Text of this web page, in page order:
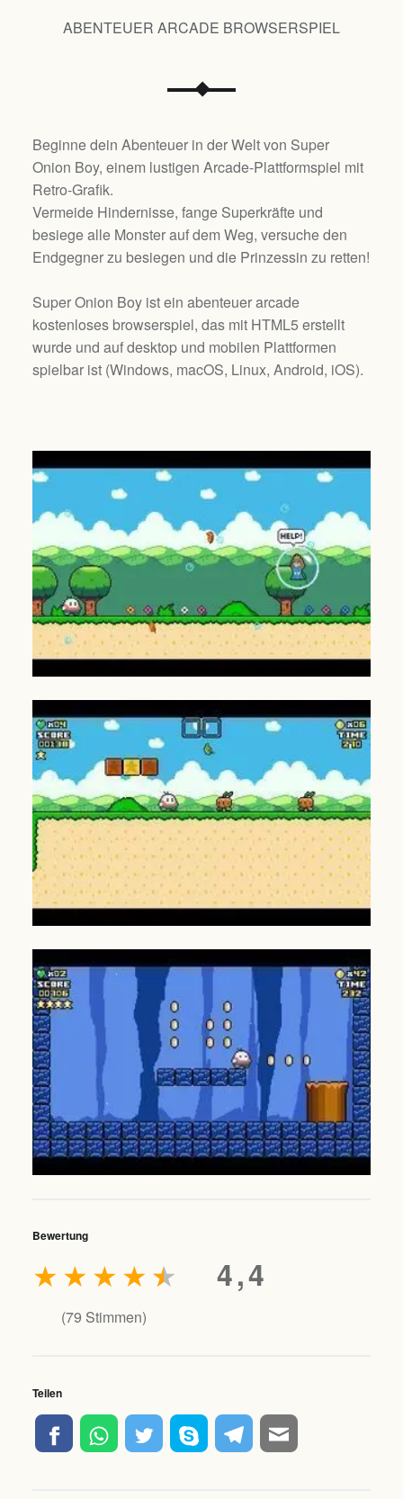
ABENTEUER ARCADE BROWSERSPIEL
Beginne dein Abenteuer in der Welt von Super
Onion Boy, einem lustigen Arcade-Plattformspiel mit
Retro-Grafik.
Vermeide Hindernisse, fange Superkräfte und
besiege alle Monster auf dem Weg, versuche den
Endgegner zu besiegen und die Prinzessin zu retten!
Super Onion Boy ist ein abenteuer arcade
kostenloses browserspiel, das mit HTML5 erstellt
wurde und auf desktop und mobilen Plattformen
spielbar ist (Windows, macOS, Linux, Android, iOS).
Bewertung
4,4
★
★
★
★
★
(79 Stimmen)
Teilen